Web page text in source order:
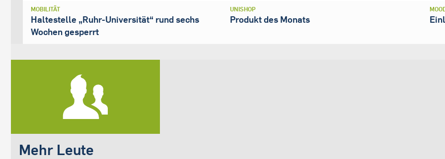
MOBILITÄT
Haltestelle „Ruhr-Universität“ rund sechs
Wochen gesperrt
UNISHOP
Produkt des Monats
Mehr Leute